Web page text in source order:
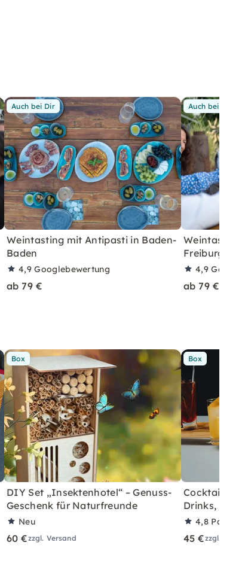
Auch bei Dir
Weintasting mit Antipasti in Baden-
Baden
4,9Googlebewertung
ab 79 €
Auch bei Dir
Weintasting
Freiburg
4,9
ab 79 €
Box
DIY Set „Insektenhotel“ – Genuss-
Geschenk für Naturfreunde
Neu
60 €zzgl. Versand
Box
Cocktail-Box
Drinks, mit/
4,8
45 €zzgl.